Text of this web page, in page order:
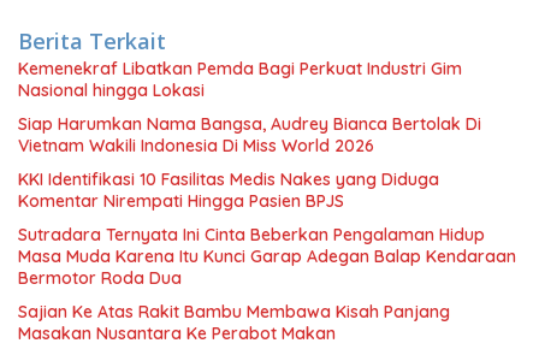
Berita Terkait
Kemenekraf Libatkan Pemda Bagi Perkuat Industri Gim
Nasional hingga Lokasi
Siap Harumkan Nama Bangsa, Audrey Bianca Bertolak Di
Vietnam Wakili Indonesia Di Miss World 2026
KKI Identifikasi 10 Fasilitas Medis Nakes yang Diduga
Komentar Nirempati Hingga Pasien BPJS
Sutradara Ternyata Ini Cinta Beberkan Pengalaman Hidup
Masa Muda Karena Itu Kunci Garap Adegan Balap Kendaraan
Bermotor Roda Dua
Sajian Ke Atas Rakit Bambu Membawa Kisah Panjang
Masakan Nusantara Ke Perabot Makan